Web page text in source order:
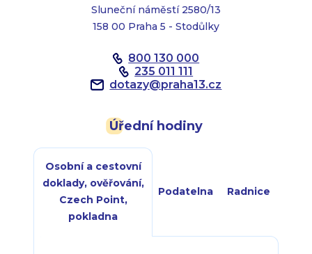
Sluneční náměstí 2580/13
158 00 Praha 5 - Stodůlky
800 130 000
235 011 111
dotazy@praha13.cz
Úřední hodiny
Osobní a cestovní
doklady, ověřování,
Czech Point,
pokladna
Podatelna Radnice